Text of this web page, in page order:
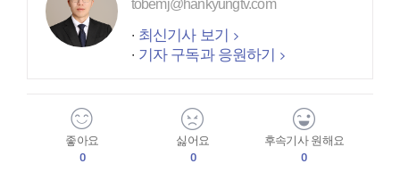
tobemj@hankyungtv.com
최신기사 보기
기자 구독과 응원하기
좋아요
0
싫어요
0
후속기사 원해요
0